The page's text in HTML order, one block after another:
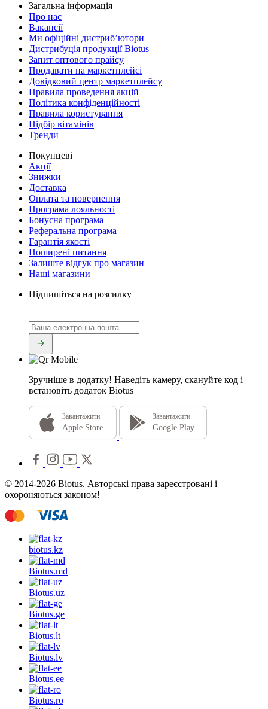
Загальна інформація
Про нас
Вакансії
Ми офіційні дистриб’ютори
Дистрибуція продукції Biotus
Запит оптового прайсу
Продавати на маркетплейсі
Довідковий центр маркетплейсу
Правила проведення акцій
Політика конфіденційності
Правила користування
Підбір вітамінів
Тренди
Покупцеві
Акції
Знижки
Доставка
Оплата та повернення
Програма лояльності
Бонусна програма
Реферальна програма
Гарантія якості
Поширені питання
Залиште відгук про магазин
Наші магазини
Підпишіться на розсилку
Зручніше в додатку! Наведіть камеру, скануйте код і
встановіть додаток Biotus
Завантажити
Apple Store
Завантажити
Google Play
© 2014-2026 Biotus. Авторські права зареєстровані і
охороняються законом!
biotus.kz
Biotus.md
Biotus.uz
Biotus.ge
Biotus.lt
Biotus.lv
Biotus.ee
Biotus.ro